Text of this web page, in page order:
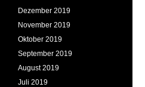
Dezember 2019
November 2019
Oktober 2019
September 2019
August 2019
Juli 2019